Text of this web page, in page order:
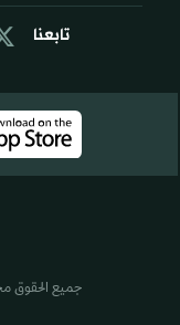
تابعنا
جميع الحقوق